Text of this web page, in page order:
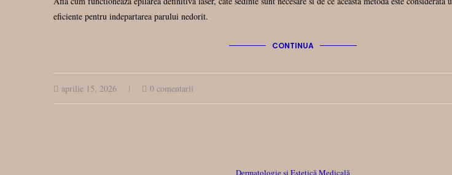
eficiente pentru indepartarea parului nedorit.
CONTINUA
aprilie 15, 2026 0 comentarii
Dermatologie și Estetică Medicală